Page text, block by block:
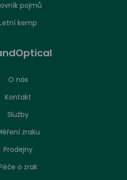
pojmů
kemp
O nás
Kontakt
Služby
zraku
Prodejny
o zrak